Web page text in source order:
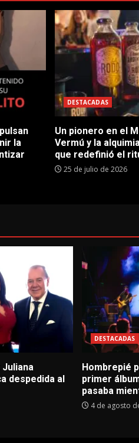
la
DESTACADAS
Un pionero en el
Vermú y la
que redefinió el
25 de julio de 2026
despedida al
DESTACADAS
Hombrepié
primer
pasaba
4 de agosto